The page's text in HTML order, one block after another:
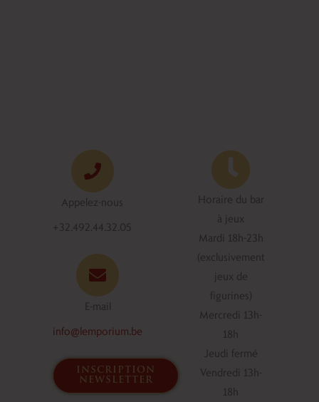
Appelez-nous
+32.492.44.32.05
E-mail
info@lemporium.be
inscription
newsletter
Horaire du bar
à jeux
Mardi 18h-23h
(exclusivement
jeux de
figurines)
Mercredi 13h-
18h
Jeudi fermé
Vendredi 13h-
18h